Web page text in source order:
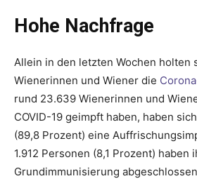
Hohe Nachfrage
Allein in den letzten Wochen holten
Wienerinnen und Wiener die
rund 23.639 Wienerinnen und
COVID-19 geimpft haben, haben
(89,8 Prozent) eine
1.912 Personen (8,1 Prozent) haben
Grundimmunisierung